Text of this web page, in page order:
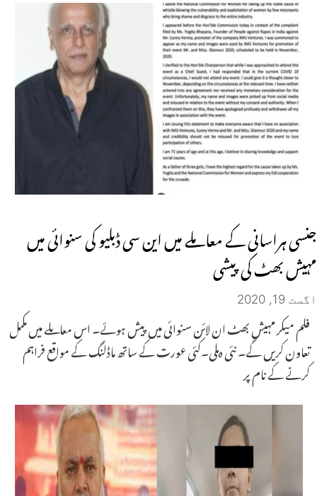
جنسی ہراسانی کے معاملے میں این سی ڈبلیو کی سنوائی میں
مہیش بھٹ کی پیشی
اگست 19, 2020
فلم میکر مہیش بھٹ ان لائن سنوائی میں پیش ہوئے۔ اس معاملے میں مکمل
تعاون کریں گے۔ نئی دہلی۔کئی عورت کے ساتھ ماڈلنگ کے مواقع فراہم
کرنے کے نام پر